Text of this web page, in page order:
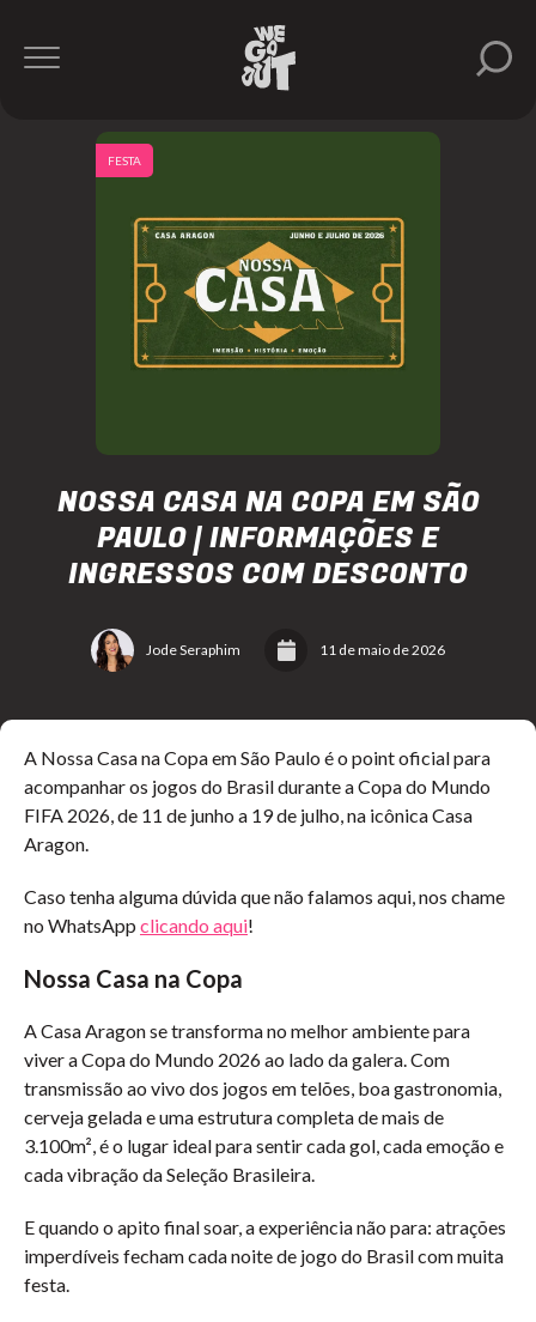
NOSSA CASA NA COPA EM SÃO
PAULO | INFORMAÇÕES E
INGRESSOS COM DESCONTO
Jode Seraphim 11 de maio de 2026
FESTA
A Nossa Casa na Copa em São Paulo é o point oficial para
acompanhar os jogos do Brasil durante a Copa do Mundo
FIFA 2026, de 11 de junho a 19 de julho, na icônica Casa
Aragon.
Caso tenha alguma dúvida que não falamos aqui, nos chame
no WhatsApp clicando aqui!
Nossa Casa na Copa
A Casa Aragon se transforma no melhor ambiente para
viver a Copa do Mundo 2026 ao lado da galera. Com
transmissão ao vivo dos jogos em telões, boa gastronomia,
cerveja gelada e uma estrutura completa de mais de
3.100m², é o lugar ideal para sentir cada gol, cada emoção e
cada vibração da Seleção Brasileira.
E quando o apito final soar, a experiência não para: atrações
imperdíveis fecham cada noite de jogo do Brasil com muita
festa.